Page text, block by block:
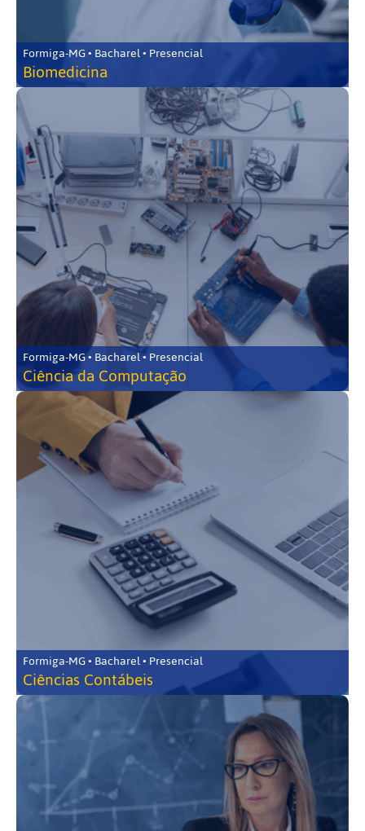
Formiga-MG • Bacharel • Presencial
Biomedicina
Formiga-MG • Bacharel • Presencial
Ciência da Computação
Formiga-MG • Bacharel • Presencial
Ciências Contábeis